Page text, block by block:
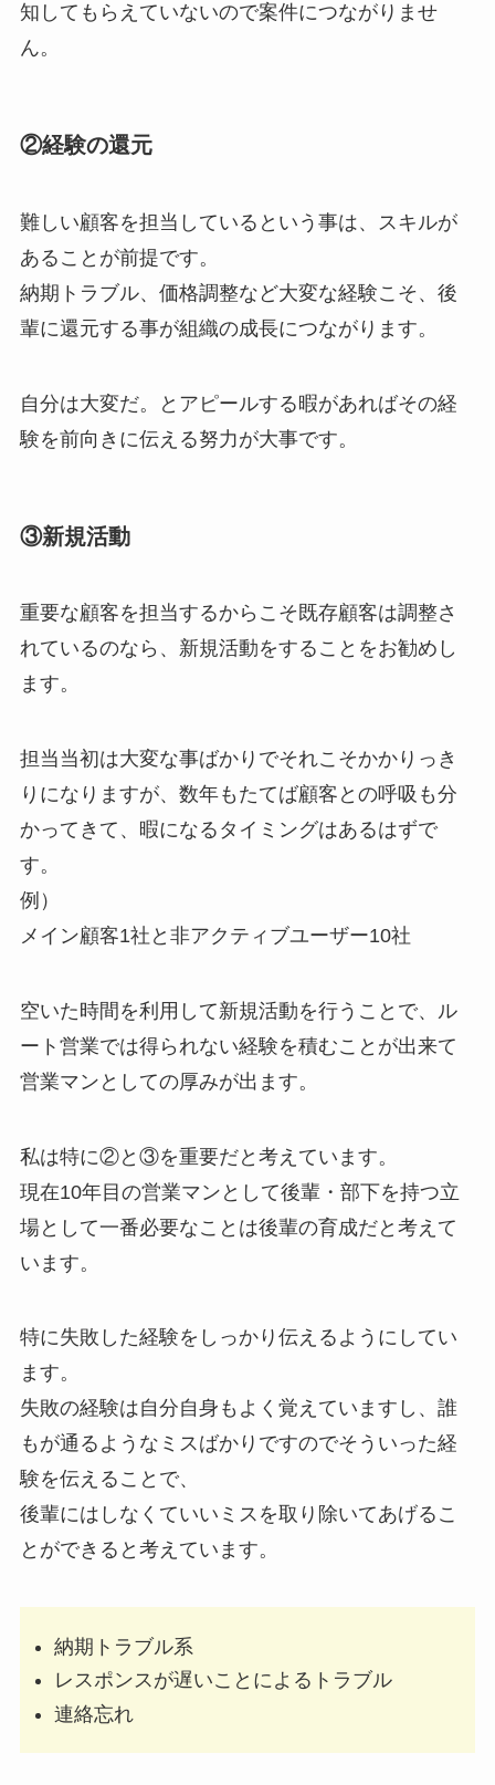
知してもらえていないので案件につながりませ
ん。
②経験の還元
難しい顧客を担当しているという事は、スキルが
あることが前提です。
納期トラブル、価格調整など大変な経験こそ、後
輩に還元する事が組織の成長につながります。
自分は大変だ。とアピールする暇があればその経
験を前向きに伝える努力が大事です。
③新規活動
重要な顧客を担当するからこそ既存顧客は調整さ
れているのなら、新規活動をすることをお勧めし
ます。
担当当初は大変な事ばかりでそれこそかかりっき
りになりますが、数年もたてば顧客との呼吸も分
かってきて、暇になるタイミングはあるはずで
す。
例）
メイン顧客1社と非アクティブユーザー10社
空いた時間を利用して新規活動を行うことで、ル
ート営業では得られない経験を積むことが出来て
営業マンとしての厚みが出ます。
私は特に②と③を重要だと考えています。
現在10年目の営業マンとして後輩・部下を持つ立
場として一番必要なことは後輩の育成だと考えて
います。
特に失敗した経験をしっかり伝えるようにしてい
ます。
失敗の経験は自分自身もよく覚えていますし、誰
もが通るようなミスばかりですのでそういった経
験を伝えることで、
後輩にはしなくていいミスを取り除いてあげるこ
とができると考えています。
納期トラブル系
レスポンスが遅いことによるトラブル
連絡忘れ